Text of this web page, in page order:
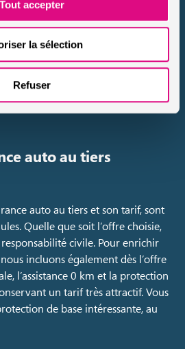
Tout accepter
la sélection
Refuser
services, nous vous proposons
A à Z, en ligne. Sur notre
ainsi souscrire à nos offres,
charge, résilier votre contrat…
mobile, vous pourrez accéder à
manière sécurisée, dès que vous
auto au tiers
auto au tiers et son tarif, sont
Quelle que soit l’offre choisie,
civile. Pour enrichir
incluons également dès l’offre
l’assistance 0 km et la protection
un tarif très attractif. Vous
de base intéressante, au